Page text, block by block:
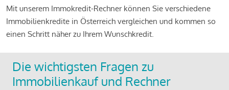
Mit unserem Immokredit-Rechner können Sie verschiedene
Immobilienkredite in Österreich vergleichen und kommen so
einen Schritt näher zu Ihrem Wunschkredit.
Die wichtigsten Fragen zu
Immobilienkauf und Rechner